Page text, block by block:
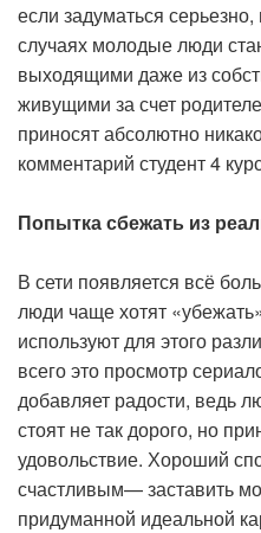
если задуматься
случаях молодые люди
выходящими даже из
живущими за счет
приносят абсолютно
комментарий студент 4
Попытка сбежать из
В сети появляется всё
люди чаще хотят
используют для этого
всего это просмотр
добавляет радости, ведь
стоят не так дорого, но
удовольствие. Хороший
счастливым— заставить
придуманной идеальной